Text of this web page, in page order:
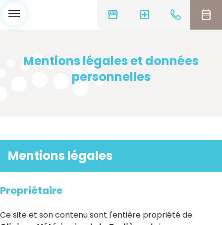
storefront local_hospital date_range
menu
Mentions légales et données
personnelles
Mentions légales
Propriétaire
Ce site et son contenu sont l'entière propriété de